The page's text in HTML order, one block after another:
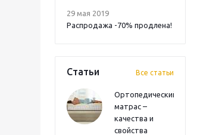
29 мая 2019
Распродажа -70% продлена!
Статьи Все статьи
Ортопедический
матрас –
качества и
свойства